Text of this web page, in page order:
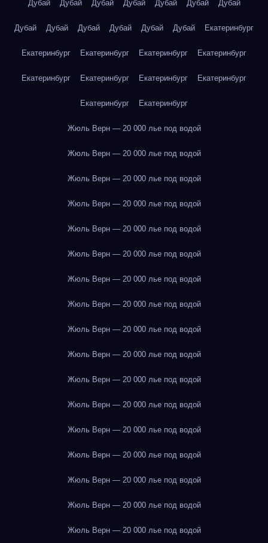
Дубай Дубай Дубай Дубай Дубай Дубай Дубай
Дубай Дубай Дубай Дубай Дубай Дубай Екатеринбург
Екатеринбург Екатеринбург Екатеринбург Екатеринбург
Екатеринбург Екатеринбург Екатеринбург Екатеринбург
Екатеринбург Екатеринбург
Жюль Верн — 20 000 лье под водой
Жюль Верн — 20 000 лье под водой
Жюль Верн — 20 000 лье под водой
Жюль Верн — 20 000 лье под водой
Жюль Верн — 20 000 лье под водой
Жюль Верн — 20 000 лье под водой
Жюль Верн — 20 000 лье под водой
Жюль Верн — 20 000 лье под водой
Жюль Верн — 20 000 лье под водой
Жюль Верн — 20 000 лье под водой
Жюль Верн — 20 000 лье под водой
Жюль Верн — 20 000 лье под водой
Жюль Верн — 20 000 лье под водой
Жюль Верн — 20 000 лье под водой
Жюль Верн — 20 000 лье под водой
Жюль Верн — 20 000 лье под водой
Жюль Верн — 20 000 лье под водой